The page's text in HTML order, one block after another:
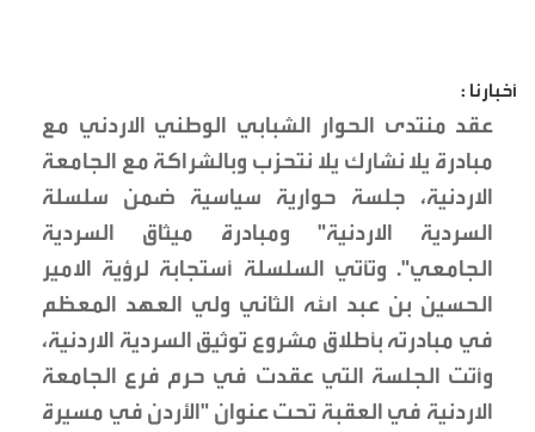
أخبارنا :
عقد منتدى الحوار الشبابي الوطني الاردني مع
مبادرة يلا نشارك يلا نتحزب وبالشراكة مع الجامعة
الاردنية، جلسة حوارية سياسية ضمن سلسلة
السردية الاردنية" ومبادرة ميثاق السردية
الجامعي". وتأتي السلسلة أستجابة لرؤية الامير
الحسين بن عبد الله الثاني ولي العهد المعظم
في مبادرته بأطلاق مشروع توثيق السردية الاردنية،
وأتت الجلسة التي عقدت في حرم فرع الجامعة
الاردنية في العقبة تحت عنوان "الأردن في مسيرة